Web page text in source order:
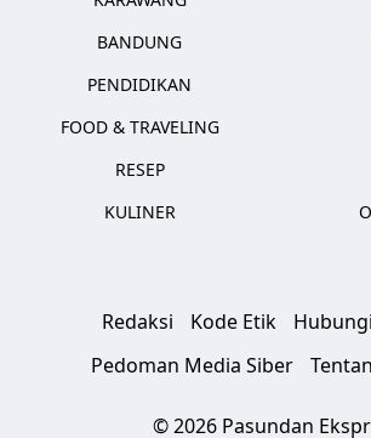
BANDUNG
PENDIDIKAN
FOOD & TRAVELING
RESEP
KULINER
Redaksi Kode Etik
Pedoman Media Siber
© 2026 Pasundan